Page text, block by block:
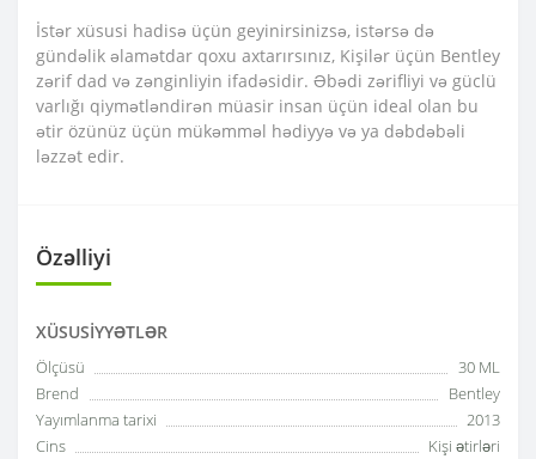
İstər xüsusi hadisə üçün geyinirsinizsə, istərsə də
gündəlik əlamətdar qoxu axtarırsınız, Kişilər üçün Bentley
zərif dad və zənginliyin ifadəsidir. Əbədi zərifliyi və güclü
varlığı qiymətləndirən müasir insan üçün ideal olan bu
ətir özünüz üçün mükəmməl hədiyyə və ya dəbdəbəli
ləzzət edir.
Özəlliyi
XÜSUSIYYƏTLƏR
Ölçüsü
30 ML
Brend
Bentley
Yayımlanma tarixi
2013
Cins
Kişi ətirləri